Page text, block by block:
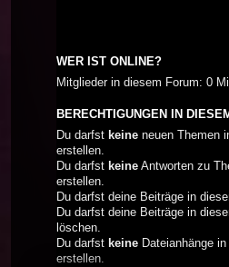
WER IST ONLINE?
Mitglieder in diesem Forum: 0
BERECHTIGUNGEN IN
Du darfst keine neuen Themen
erstellen.
Du darfst keine Antworten zu
erstellen.
Du darfst deine Beiträge in
Du darfst deine Beiträge in
löschen.
Du darfst keine Dateianhänge
erstellen.